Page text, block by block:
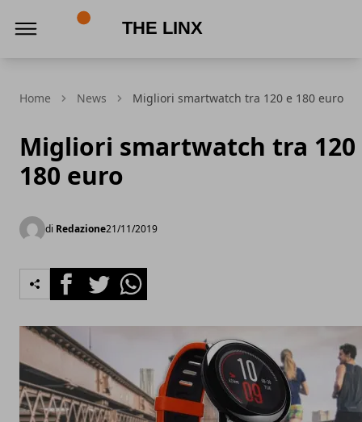
Home News Migliori smartwatch tra 120 e 180 euro
Migliori smartwatch tra 120
180 euro
di Redazione21/11/2019
FacebookTwitterWhatsapp